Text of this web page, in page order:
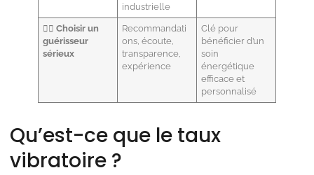
industrielle
👨‍⚕️Choisir un
guérisseur
sérieux
Recommandati
ons, écoute,
transparence,
expérience
Clé pour
bénéficier d’un
soin
énergétique
efficace et
personnalisé
Qu’est-ce que le taux
vibratoire ?